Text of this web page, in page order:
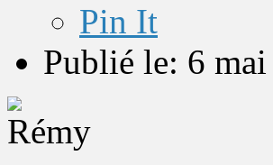
Pin It
Publié le: 6